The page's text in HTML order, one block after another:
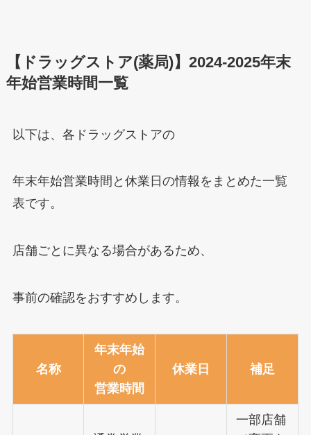
【ドラッグストア(薬局)】2024-2025年末
年始営業時間一覧
以下は、各ドラッグストアの
年末年始営業時間と休業日の情報をまとめた一覧
表です。
店舗ごとに異なる場合があるため、
事前の確認をおすすめします。
名称
年末年始
の
営業時間
休業日 補足
一部店舗